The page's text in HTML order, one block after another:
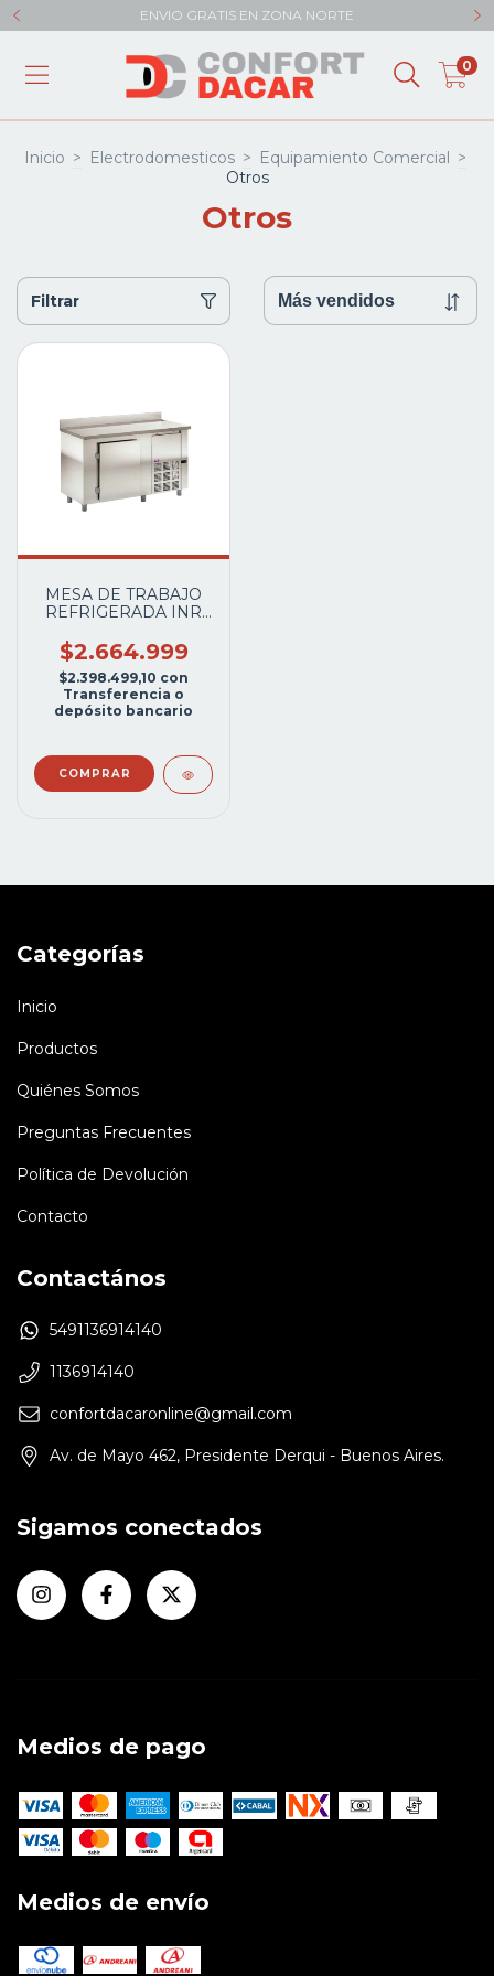
ENVIO GRATIS EN ZONA NORTE
0
Inicio > Electrodomesticos > Equipamiento Comercial >
Otros
Otros
Filtrar
MESA DE TRABAJO
REFRIGERADA INR
FORZADO
1PTA.1.50MTS.INOX.
$2.664.999
$2.398.499,10 con
Transferencia o
depósito bancario
Categorías
Inicio
Productos
Quiénes Somos
Preguntas Frecuentes
Política de Devolución
Contacto
Contactános
5491136914140
1136914140
confortdacaronline@gmail.com
Av. de Mayo 462, Presidente Derqui - Buenos Aires.
Sigamos conectados
Medios de pago
Medios de envío